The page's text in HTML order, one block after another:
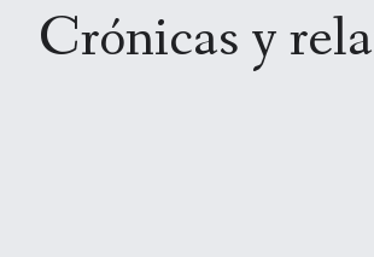
Crónicas y